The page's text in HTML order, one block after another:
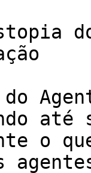
do
até
o